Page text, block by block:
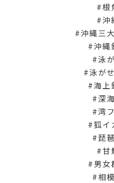
根
沖
沖縄三
沖縄
泳
泳が
海上
深
湾
狐イ
琵
甘
男女
相